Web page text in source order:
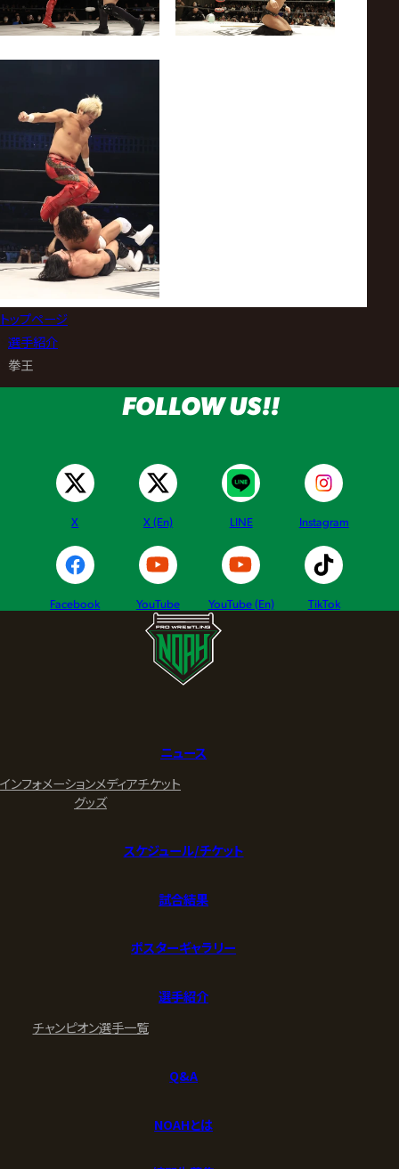
トップページ
選手紹介
拳王
FOLLOW US!!
X X (En) LINE Instagram
Facebook YouTube YouTube (En) TikTok
ニュース
インフォメーションメディアチケット
グッズ
スケジュール/チケット
試合結果
ポスターギャラリー
選手紹介
チャンピオン選手一覧
Q&A
NOAHとは